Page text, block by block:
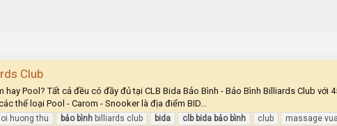
Club
Pool? Tất cả đều có đầy đủ tại CLB Bida Bảo Bình - Bảo Bình Billiards Club với
thể loại Pool - Carom - Snooker là địa điểm BID...
huong thu bảo bình billiards club bida clb bida bảo bình club massage vua